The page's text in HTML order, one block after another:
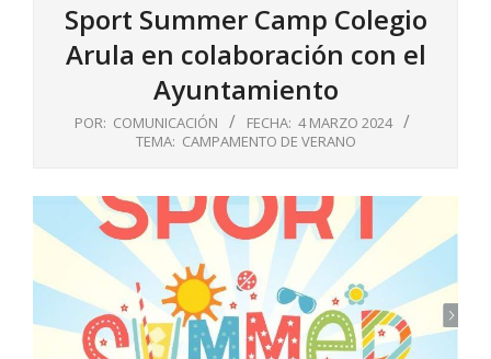
Sport Summer Camp Colegio
Arula en colaboración con el
Ayuntamiento
POR: COMUNICACIÓN FECHA: 4 MARZO 2024
TEMA: CAMPAMENTO DE VERANO